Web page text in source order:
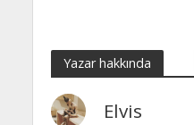
Yazar hakkında
Elvis